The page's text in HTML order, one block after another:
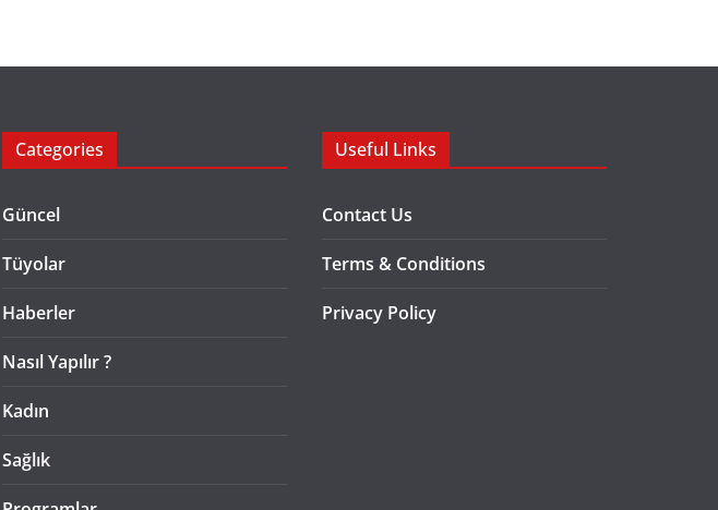
Categories
Güncel
Tüyolar
Haberler
Nasıl Yapılır ?
Kadın
Sağlık
Useful Links
Contact Us
Terms & Conditions
Privacy Policy